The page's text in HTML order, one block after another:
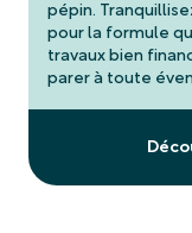
pépin.
pour la formule
travaux bien
parer à toute